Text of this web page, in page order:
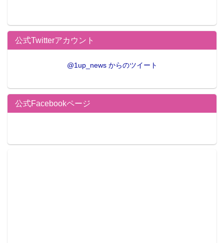
公式Twitterアカウント
@1up_news からのツイート
公式Facebookページ